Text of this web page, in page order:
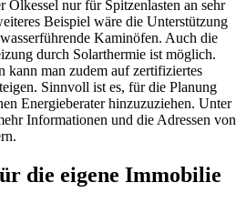
Ölkessel nur für Spitzenlasten an sehr
Beispiel wäre die Unterstützung
Kaminöfen. Auch die
durch Solarthermie ist möglich.
kann man zudem auf zertifiziertes
Sinnvoll ist es, für die Planung
Energieberater hinzuzuziehen. Unter
Informationen und die Adressen von
die eigene Immobilie